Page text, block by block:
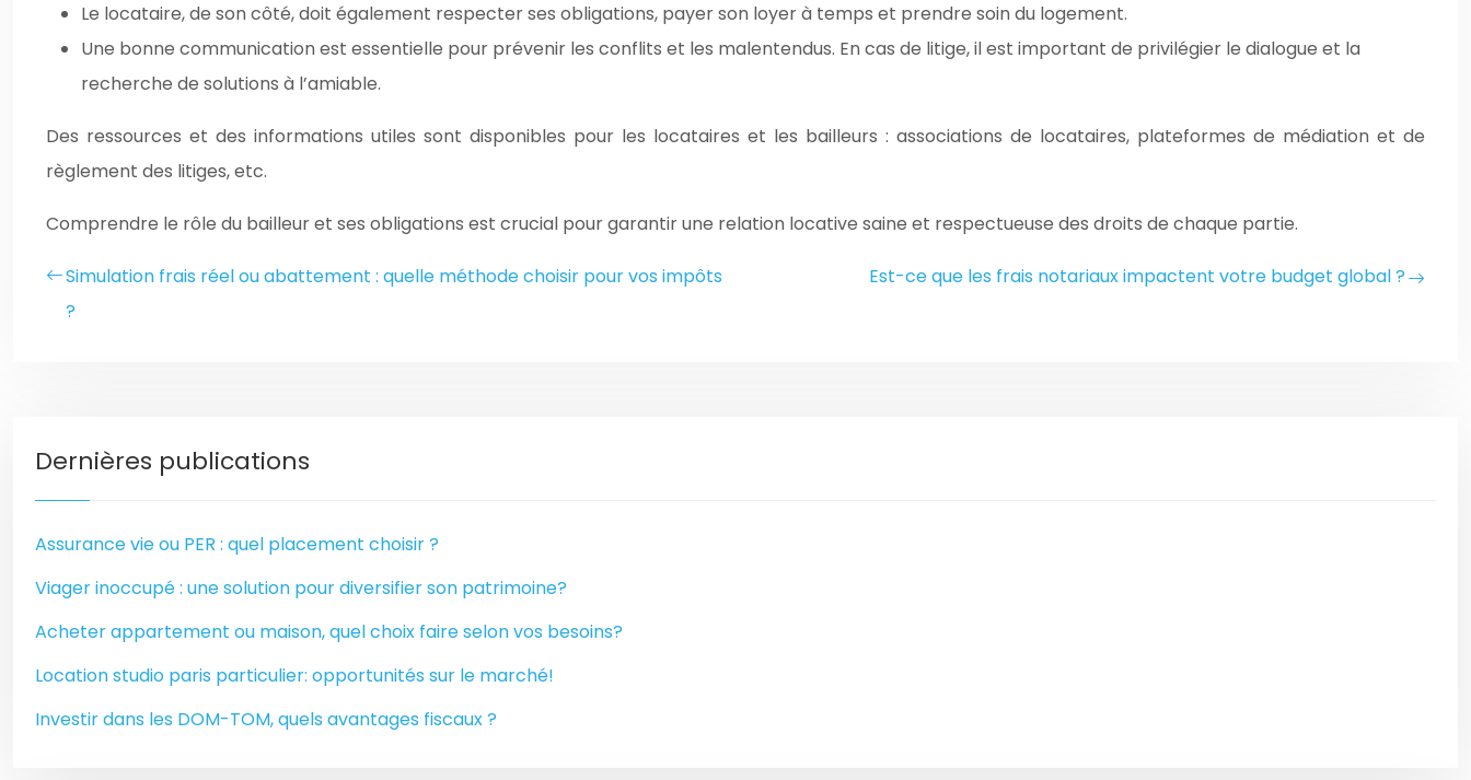
Le locataire, de son côté, doit également respecter ses obligations, payer son loyer à temps et prendre soin du logement.
Une bonne communication est essentielle pour prévenir les conflits et les malentendus. En cas de litige, il est important de privilégier le dialogue et la
recherche de solutions à l’amiable.
Des ressources et des informations utiles sont disponibles pour les locataires et les bailleurs : associations de locataires, plateformes de médiation et de
règlement des litiges, etc.
Comprendre le rôle du bailleur et ses obligations est crucial pour garantir une relation locative saine et respectueuse des droits de chaque partie.
Simulation frais réel ou abattement : quelle méthode choisir pour vos impôts
?
Est-ce que les frais notariaux impactent votre budget global ?
Dernières publications
Assurance vie ou PER : quel placement choisir ?
Viager inoccupé : une solution pour diversifier son patrimoine?
Acheter appartement ou maison, quel choix faire selon vos besoins?
Location studio paris particulier: opportunités sur le marché!
Investir dans les DOM-TOM, quels avantages fiscaux ?